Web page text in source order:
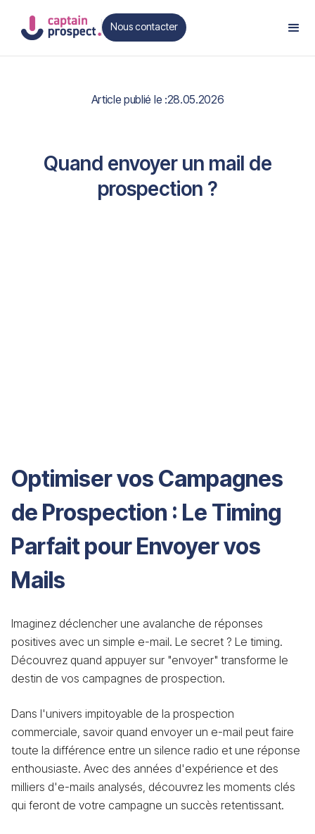
Nous contacter
Contact
Article publié le :28.05.2026
Quand envoyer un mail de
prospection ?
Optimiser vos Campagnes
de Prospection : Le Timing
Parfait pour Envoyer vos
Mails
Imaginez déclencher une avalanche de réponses
positives avec un simple e-mail. Le secret ? Le timing.
Découvrez quand appuyer sur "envoyer" transforme le
destin de vos campagnes de prospection.
Dans l'univers impitoyable de la prospection
commerciale, savoir quand envoyer un e-mail peut faire
toute la différence entre un silence radio et une réponse
enthousiaste. Avec des années d'expérience et des
milliers d'e-mails analysés, découvrez les moments clés
qui feront de votre campagne un succès retentissant.